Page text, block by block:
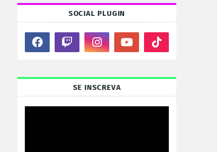
SOCIAL PLUGIN
SE INSCREVA